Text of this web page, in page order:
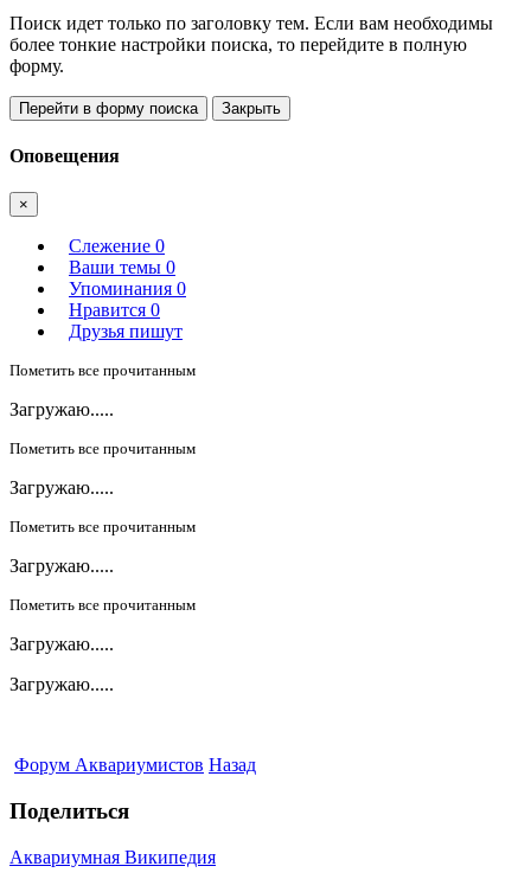
Поиск идет только по заголовку тем. Если вам необходимы
более тонкие настройки поиска, то перейдите в полную
форму.
Перейти в форму поиска Закрыть
Оповещения
×
Слежение 0
Ваши темы 0
Упоминания 0
Нравится 0
Друзья пишут
Пометить все прочитанным
Загружаю.....
Пометить все прочитанным
Загружаю.....
Пометить все прочитанным
Загружаю.....
Пометить все прочитанным
Загружаю.....
Загружаю.....
Форум Аквариумистов Назад
Поделиться
Аквариумная Википедия